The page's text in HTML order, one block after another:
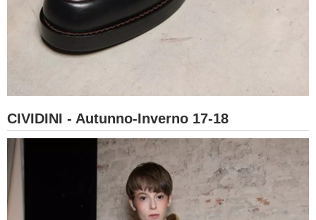
CIVIDINI - Autunno-Inverno 17-18